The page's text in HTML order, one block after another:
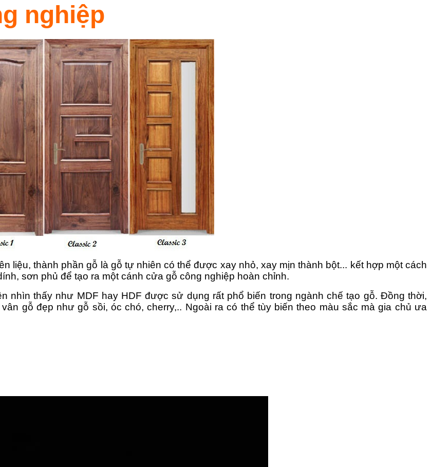
nghiệp
liệu, thành phần gỗ là gỗ tự nhiên có thể được xay nhỏ, xay mịn thành bột... kết hợp một cách
sơn phủ để tạo ra một cánh cửa gỗ công nghiệp hoàn chỉnh.
nhìn thấy như MDF hay HDF được sử dụng rất phổ biến trong ngành chế tạo gỗ. Đồng thời,
gỗ đẹp như gỗ sồi, óc chó, cherry,.. Ngoài ra có thể tùy biến theo màu sắc mà gia chủ ưa